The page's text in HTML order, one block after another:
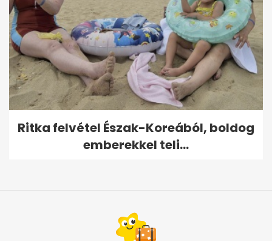
Ritka felvétel Észak-Koreából, boldog
emberekkel teli...